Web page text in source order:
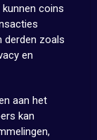
coins
derden zoals
en
aan het
kan